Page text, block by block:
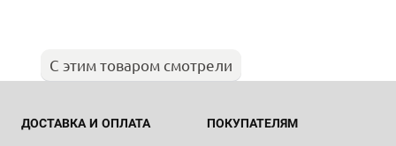
С этим товаром смотрели
ДОСТАВКА И ОПЛАТА ПОКУПАТЕЛЯМ